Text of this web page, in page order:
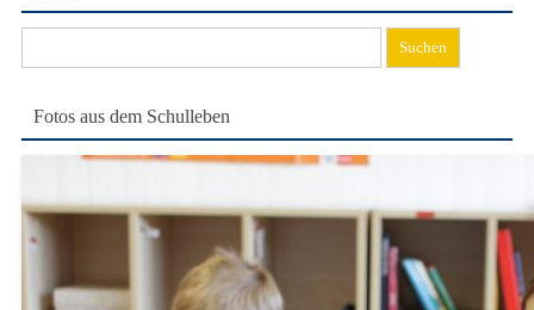
nach:
Fotos aus dem Schulleben